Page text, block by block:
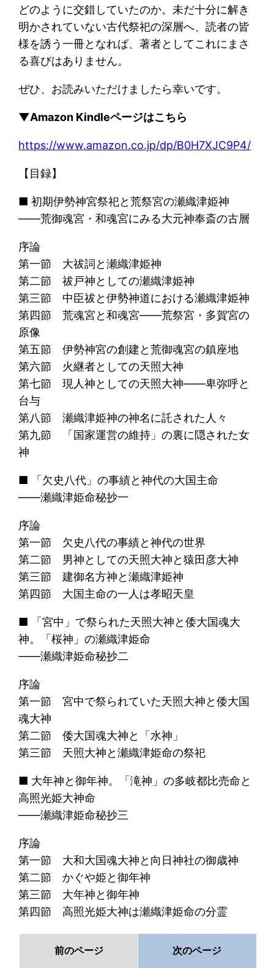
どのように交錯していたのか。未だ十分に解き
明かされていない古代祭祀の深層へ、読者の皆
様を誘う一冊となれば、著者としてこれにまさ
る喜びはありません。
ぜひ、お読みいただけましたら幸いです。
▼Amazon Kindleページはこちら
https://www.amazon.co.jp/dp/B0H7XJC9P4/
【目録】
■ 初期伊勢神宮祭祀と荒祭宮の瀬織津姫神
――荒御魂宮・和魂宮にみる大元神奉斎の古層
序論
第一節 大祓詞と瀬織津姫神
第二節 祓戸神としての瀬織津姫神
第三節 中臣祓と伊勢神道における瀬織津姫神
第四節 荒魂宮と和魂宮――荒祭宮・多賀宮の
原像
第五節 伊勢神宮の創建と荒御魂宮の鎮座地
第六節 火継者としての天照大神
第七節 現人神としての天照大神――卑弥呼と
台与
第八節 瀬織津姫神の神名に託された人々
第九節 「国家運営の維持」の裏に隠された女
神
■ 「欠史八代」の事績と神代の大国主命
――瀬織津姫命秘抄一
序論
第一節 欠史八代の事績と神代の世界
第二節 男神としての天照大神と猿田彦大神
第三節 建御名方神と瀬織津姫神
第四節 大国主命の一人は孝昭天皇
■ 「宮中」で祭られた天照大神と倭大国魂大
神。「桜神」の瀬織津姫命
――瀬織津姫命秘抄二
序論
第一節 宮中で祭られていた天照大神と倭大国
魂大神
第二節 倭大国魂大神と「水神」
第三節 天照大神と瀬織津姫命の祭祀
■ 大年神と御年神。「滝神」の多岐都比売命と
高照光姫大神命
――瀬織津姫命秘抄三
序論
第一節 大和大国魂大神と向日神社の御歳神
第二節 かぐや姫と御年神
第三節 大年神と御年神
第四節 高照光姫大神は瀬織津姫命の分霊
前のページ 次のページ